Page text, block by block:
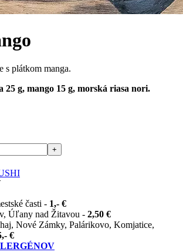
s plátkom manga.
25 g, mango 15 g, morská riasa nori.
+
časti - 1,- €
Úľany nad Žitavou - 2,50 €
Nové Zámky, Palárikovo, Komjatice,
€